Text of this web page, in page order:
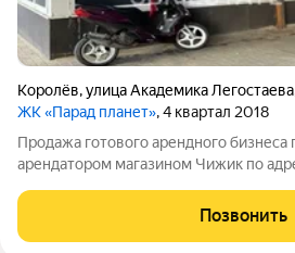
Королёв,улица Академика Легостаева
ЖК «Парад планет», 4 квартал 2018
Продажа готового арендного
арендатором магазином Чижик по
транспортом от метро Ростокино). 1
площадью 420,7 м2,
Позвонить